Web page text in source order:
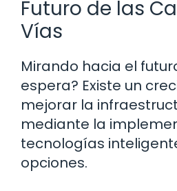
Futuro de las
Vías
Mirando hacia el
espera? Existe un
mejorar la
mediante la
tecnologías
opciones.